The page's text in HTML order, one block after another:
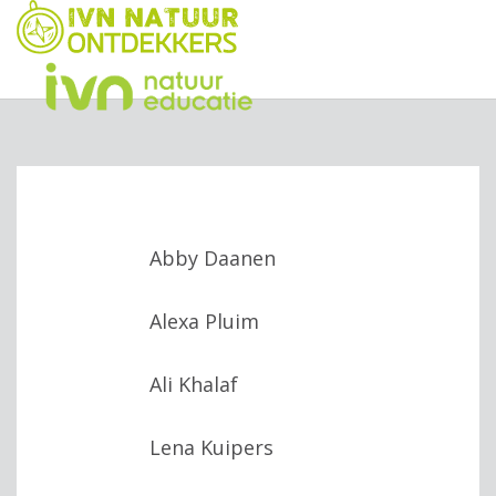
Abby Daanen
Alexa Pluim
Ali Khalaf
Lena Kuipers